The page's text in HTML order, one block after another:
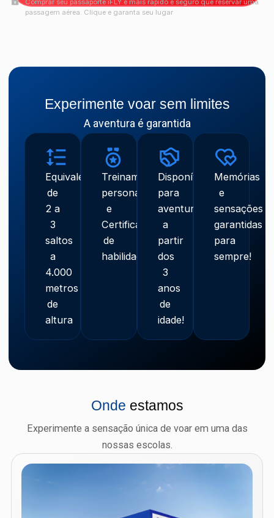
passagem aérea. Clique e garanta seu lugar
Experimente voar sem limites
A aventura é garantida
Equivale
de
2 a
3
saltos
a
4.000
metros
de
altura
Treinamento
personalizado
e
Certificado
de
habilidades
Disponível
para
aventureiros
a
partir
dos
3
anos
de
idade!
Memórias
e
sensações
garantidas
para
sempre!
Onde estamos
Experimente a sensação única de voar em uma das
nossas escolas.